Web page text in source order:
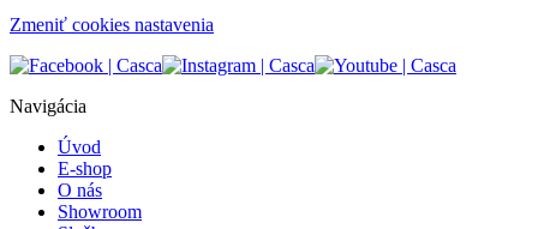
Zmeniť cookies nastavenia
Navigácia
Úvod
E-shop
O nás
Showroom